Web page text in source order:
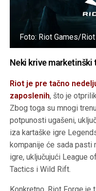
Foto: Riot Games/
Neki krive marketinški
Riot je pre tačno
zaposlenih, što je
Zbog toga su mnogi
potpunosti ugašeni,
iza kartaške igre
kompanije će sada pasti
igre, uključujući League
Tactics i Wild Rift.
Konkretno, Riot Forge